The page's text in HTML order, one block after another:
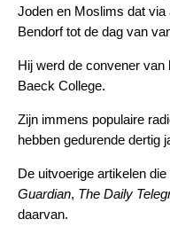
Joden en Moslims dat via
Bendorf tot de dag van
Hij werd de convener van
Baeck College.
Zijn immens populaire
hebben gedurende dertig
De uitvoerige artikelen
Guardian, The Daily
daarvan.